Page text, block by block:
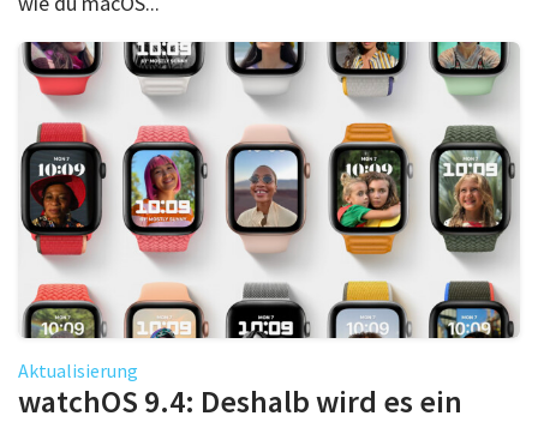
Aktualisierung
watchOS 9.4: Deshalb wird es ein